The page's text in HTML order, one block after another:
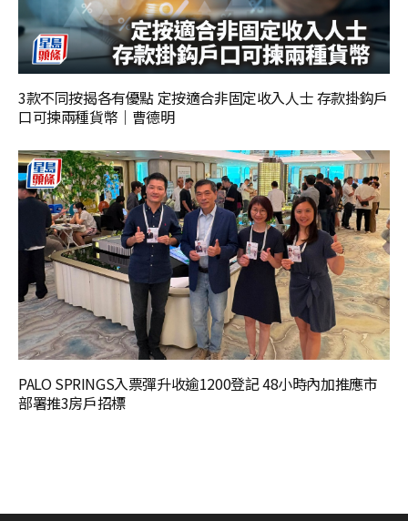
3款不同按揭各有優點 定按適合非固定收入人士 存款掛鈎戶
口可揀兩種貨幣｜曹德明
PALO SPRINGS入票彈升收逾1200登記 48小時內加推應市
部署推3房戶招標